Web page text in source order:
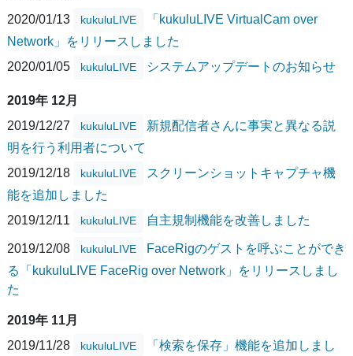
2020/01/13
kukuluLIVE
「kukuluLIVE VirtualCam over
Network」をリリースしました
2020/01/05
kukuluLIVE システムアップデートのお知らせ
2019年 12月
2019/12/27
kukuluLIVE
新規配信者さんに事実と異なる説
明を行う利用者について
2019/12/18
kukuluLIVE
スクリーンショットキャプチャ機
能を追加しました
2019/12/11
kukuluLIVE 自主規制機能を改善しました
2019/12/08 kukuluLIVE
FaceRigのゲストを呼ぶことができ
る「kukuluLIVE FaceRig over Network」をリリースしまし
た
2019年 11月
2019/11/28
kukuluLIVE
「検索を保存」機能を追加しまし